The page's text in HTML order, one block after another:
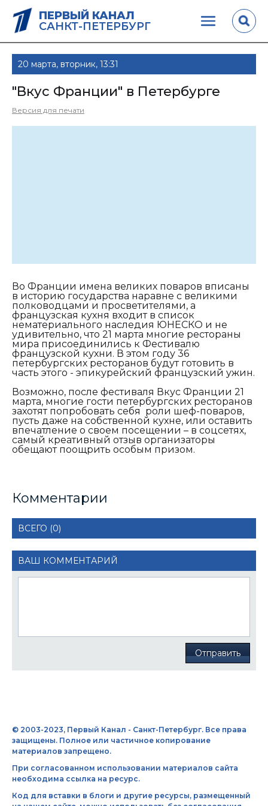
ПЕРВЫЙ КАНАЛ
САНКТ-ПЕТЕРБУРГ
20 марта, вторник, 13:31
"Вкус Франции" в Петербурге
Версия для печати
Во Франции имена великих поваров вписаны
в историю государства наравне с великими
полководцами и просветителями, а
французская кухня входит в список
нематериального наследия ЮНЕСКО и не
удивительно, что 21 марта многие рестораны
мира присоединились к Фестивалю
французской кухни. В этом году 36
петербургских ресторанов будут готовить в
часть этого - эпикурейский французский ужин.
Возможно, после фестиваля Вкус Франции 21
марта, многие гости петербургских ресторанов
захотят попробовать себя роли шеф-поваров,
пусть даже на собственной кухне, или оставить
впечатление о своем посещении – в соцсетях,
самый креативный отзыв организаторы
обещают поощрить особым призом.
Комментарии
ВСЕГО (0)
ВАШ КОММЕНТАРИЙ
Отправить
© 2003-2023, Первый Канал - Санкт-Петербург. Все права
защищены. Полное или частичное копирование
материалов запрещено.
При согласованном использовании материалов сайта
необходима ссылка на ресурс.
Код для вставки в блоги и другие ресурсы, размещенный